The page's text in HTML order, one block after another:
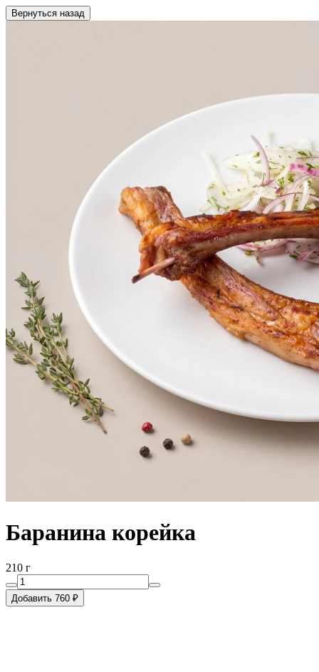
Вернуться назад
Баранина корейка
210 г
Добавить 760 ₽